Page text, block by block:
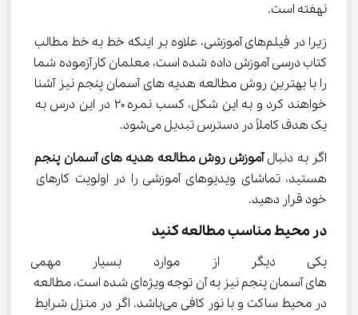
نهفته است.
زیرا در فیلم‌های آموزشی، علاوه بر اینکه خط به خط مطالب
کتاب درسی آموزش داده شده است، معلمان کارآزموده شما
را با بهترین روش مطالعه هدیه ‌های آسمان پنجم نیز آشنا
خواهند کرد و به این شکل، کسب نمره ۲۰ در این درس به
یک هدف کاملاً در دسترس تبدیل می‌شود.
اگر به دنبال آموزش روش مطالعه هدیه ‌های آسمان پنجم
هستید، تماشای ویدیوهای آموزشی را در اولویت کارهای
خود قرار دهید.
در محیط مناسب مطالعه کنید
یکی دیگر از موارد بسیار
‌های آسمان پنجم نیز به آن توجه ویژه‌ای شده است، مطالعه
در محیط ساکت و با نور کافی می‌باشد. اگر در منزل شرایط